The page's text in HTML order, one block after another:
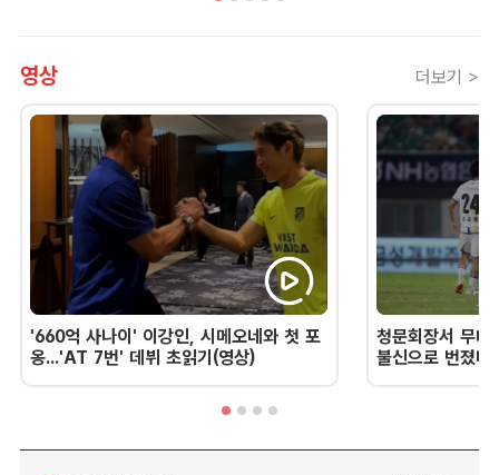
영상 더보기 >
'660억 사나이' 이강인, 시메오네와 첫 포
옹...'AT 7번' 데뷔 초읽기(영상)
청문회장서 무너
불신으로 번졌